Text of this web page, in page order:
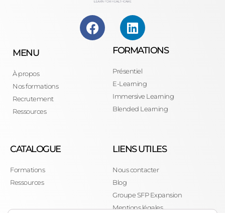
MENU
À propos
Nos formations
Recrutement
Ressources
FORMATIONS
Présentiel
E-Learning
Immersive Learning
Blended Learning
CATALOGUE
Formations
Ressources
LIENS UTILES
Nous contacter
Blog
Groupe SFP Expansion
Mentions légales